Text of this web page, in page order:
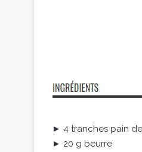
► 4 tranches pain
► 20 g beurre